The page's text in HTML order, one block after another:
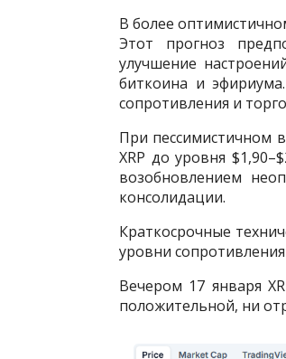
В более
Этот прогноз
улучшение
биткоина и
сопротивления и
При пессимистичном
XRP до уровня
возобновлением
консолидации.
Краткосрочные
уровни
Вечером 17 января
положительной, ни